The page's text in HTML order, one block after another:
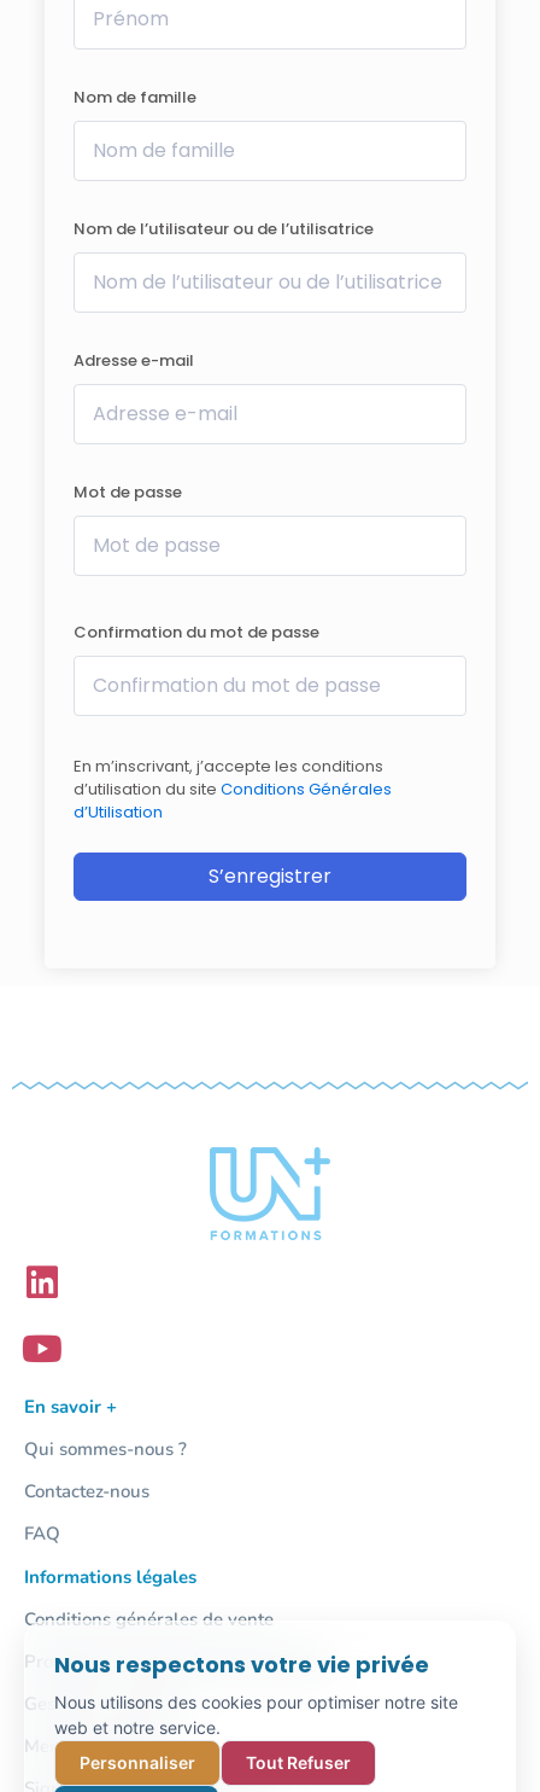
Nom de famille
Nom de l’utilisateur ou de l’utilisatrice
Adresse e-mail
Mot de passe
Confirmation du mot de passe
En m’inscrivant, j’accepte les conditions
d’utilisation du site Conditions Générales
d’Utilisation
S’enregistrer
En savoir +
Qui sommes-nous ?
Contactez-nous
FAQ
Informations légales
Conditions générales de vente
Protection des données personnelles
Gestion des cookies
Mentions légales
Nous respectons votre vie privée
Nous utilisons des cookies pour optimiser notre site
web et notre service.
Personnaliser
Tout Refuser